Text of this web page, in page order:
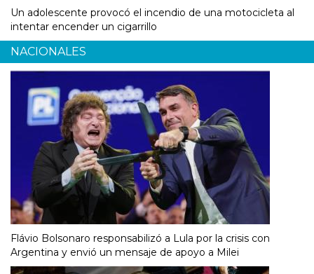
Un adolescente provocó el incendio de una motocicleta al
intentar encender un cigarrillo
NACIONALES
Flávio Bolsonaro responsabilizó a Lula por la crisis con
Argentina y envió un mensaje de apoyo a Milei